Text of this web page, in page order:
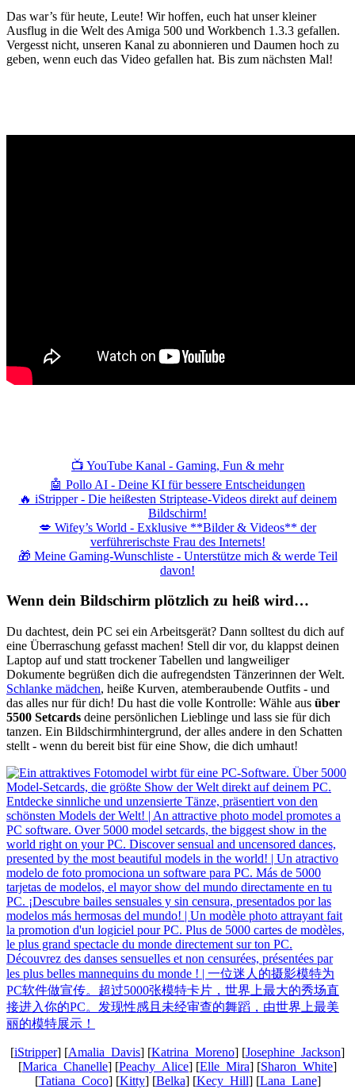
Das war’s für heute, Leute! Wir hoffen, euch hat unser kleiner
Ausflug in die Welt des Amiga 500 und Workbench 1.3.3 gefallen.
Vergesst nicht, unseren Kanal zu abonnieren und Daumen hoch zu
geben, wenn euch das Video gefallen hat. Bis zum nächsten Mal!
📺 YouTube Kanal - Gaming, Fun & mehr
🤖 Pollo AI - Deine KI für bessere Entscheidungen
🔥 iStripper - Die heißesten Striptease-Videos direkt auf deinem
Bildschirm!
💋 Wifey’s World - Exklusive **Bilder & Videos** der
verführerischste Frau des Internets!
🎁 Meine Gaming-Wunschliste - Unterstütze mich & werde Teil
davon!
Wenn dein Bildschirm plötzlich zu heiß wird…
Du dachtest, dein PC sei ein Arbeitsgerät? Dann solltest du dich auf
eine Überraschung gefasst machen! Stell dir vor, du klappst deinen
Laptop auf und statt trockener Tabellen und langweiliger
Dokumente begrüßen dich die aufregendsten Tänzerinnen der Welt.
Schlanke mädchen, heiße Kurven, atemberaubende Outfits - und
das alles nur für dich! Du hast die volle Kontrolle: Wähle aus über
5500 Setcards deine persönlichen Lieblinge und lass sie für dich
tanzen. Ein Bildschirmhintergrund, der alles andere in den Schatten
stellt - wenn du bereit bist für eine Show, die dich umhaut!
[iStripper] [Amalia_Davis] [Katrina_Moreno] [Josephine_Jackson]
[Marica_Chanelle] [Peachy_Alice] [Elle_Mira] [Sharon_White]
[Tatiana_Coco] [Kitty] [Belka] [Kecy_Hill] [Lana_Lane]